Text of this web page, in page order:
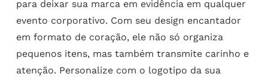
para deixar sua marca em evidência em qualquer
evento corporativo. Com seu design encantador
em formato de coração, ele não só organiza
pequenos itens, mas também transmite carinho e
atenção. Personalize com o logotipo da sua